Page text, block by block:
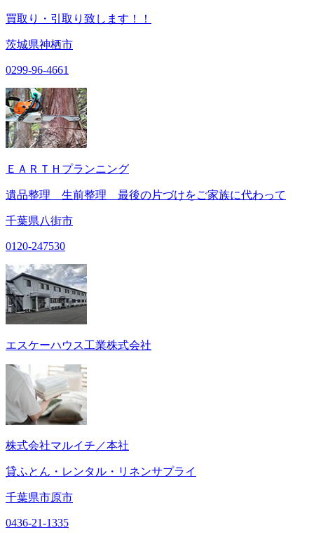
買取り・引取り致します！！
茨城県神栖市
0299-96-4661
ＥＡＲＴＨプランニング
遺品整理 生前整理 最後の片づけをご家族に代わって
千葉県八街市
0120-247530
エスケーハウス工業株式会社
株式会社マルイチ／本社
貸ふとん・レンタル・リネンサプライ
千葉県市原市
0436-21-1335